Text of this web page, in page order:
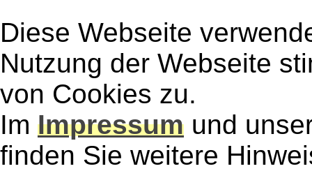
Diese Webseite
Nutzung der Webseite
von Cookies zu.
Im Impressum und
finden Sie weitere